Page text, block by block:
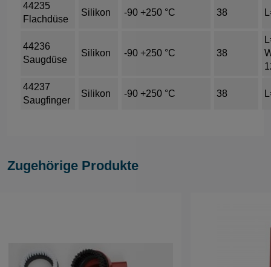
44235
Flachdüse
Silikon -90 +250 °C 38
44236
Saugdüse
Silikon -90 +250 °C 38
44237
Saugfinger
Silikon -90 +250 °C 38
Zugehörige Produkte